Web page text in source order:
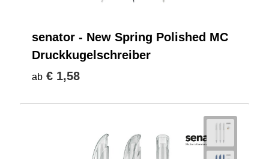
senator - New Spring Polished MC
Druckkugelschreiber
ab € 1,58